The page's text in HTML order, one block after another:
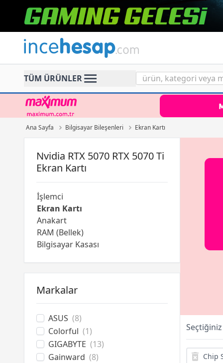
Incehesap
TÜM ÜRÜNLER
Ana Sayfa Bilgisayar Bileşenleri Ekran Kartı
Nvidia RTX 5070 RTX 5070 Ti
Ekran Kartı
İşlemci
Ekran Kartı
Anakart
RAM (Bellek)
Bilgisayar Kasası
Optik Sürücüler
Markalar
ASUS (8)
Colorful (1)
GIGABYTE (13)
Gainward (8)
Chip